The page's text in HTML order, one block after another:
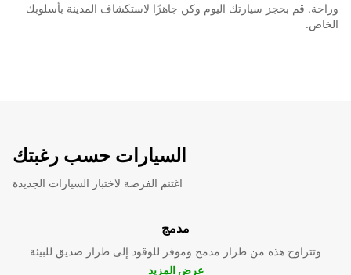
وراحة. قم بحجز سيارتك اليوم وكن جاهزًا لاستكشاف المدينة بأسلوبك
الخاص.
السيارات حسب رغبتك
اغتنم الفرصة لاختبار السيارات الجديدة
مدمج
وتتراوح هذه من طراز مدمج وموفر للوقود إلى طراز صديق للبيئة
عرض المزيد